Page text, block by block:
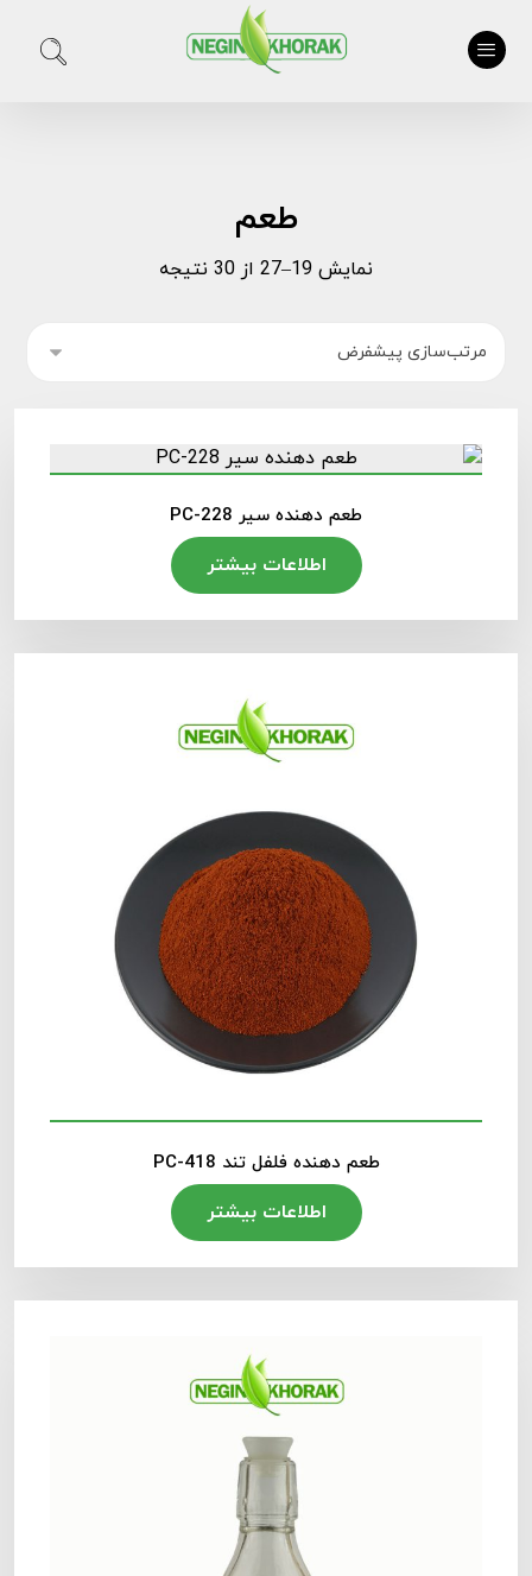
طعم
نمایش 19–27 از 30 نتیجه
طعم دهنده سیر PC-228
اطلاعات بیشتر
طعم دهنده فلفل تند PC-418
اطلاعات بیشتر